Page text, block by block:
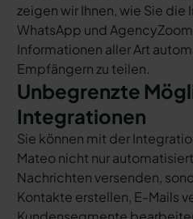
zeigen wir Ihnen, wie Sie die
WhatsApp und
Informationen aller Art
Empfängern zu teilen.
Unbegrenzte
Integrationen
Sie können mit der
Mateo nicht nur
Nachrichten versenden,
Kontakte erstellen, E-Mails